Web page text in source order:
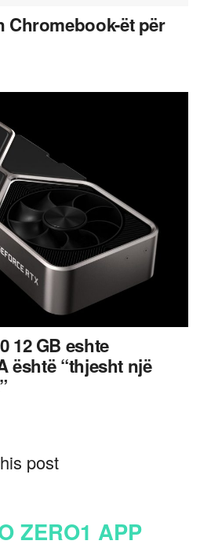
Chromebook-ët për
12 GB eshte
është “thjesht një
post
ZERO1 APP